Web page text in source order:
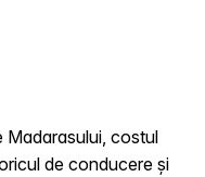
Madarasului, costul
de conducere și